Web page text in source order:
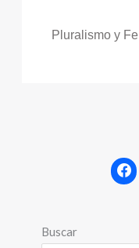
Pluralismo y Fe
Buscar